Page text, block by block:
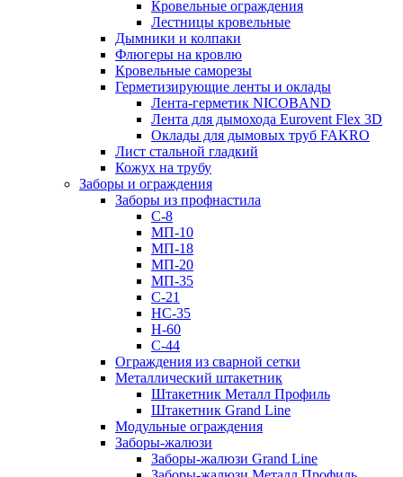
Кровельные ограждения
Лестницы кровельные
Дымники и колпаки
Флюгеры на кровлю
Кровельные саморезы
Герметизирующие ленты и оклады
Лента-герметик NICOBAND
Лента для дымохода Eurovent Flex 3D
Оклады для дымовых труб FAKRO
Лист стальной гладкий
Кожух на трубу
Заборы и ограждения
Заборы из профнастила
С-8
МП-10
МП-18
МП-20
МП-35
С-21
НС-35
Н-60
С-44
Ограждения из сварной сетки
Металлический штакетник
Штакетник Металл Профиль
Штакетник Grand Line
Модульные ограждения
Заборы-жалюзи
Заборы-жалюзи Grand Line